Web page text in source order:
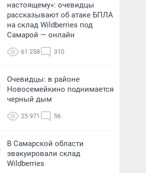
настоящему»: очевидцы
рассказывают об атаке БПЛА
на склад Wildberries под
Самарой — онлайн
61 258 310
Очевидцы: в районе
Новосемейкино поднимается
черный дым
25 971 56
В Самарской области
эвакуировали склад
Wildberries